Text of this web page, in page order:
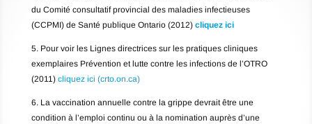
du Comité consultatif provincial des maladies infectieuses
(CCPMI) de Santé publique Ontario (2012) cliquez ici
5. Pour voir les Lignes directrices sur les pratiques cliniques
exemplaires Prévention et lutte contre les infections de l’OTRO
(2011) cliquez ici (crto.on.ca)
6. La vaccination annuelle contre la grippe devrait être une
condition à l’emploi continu ou à la nomination auprès d’une